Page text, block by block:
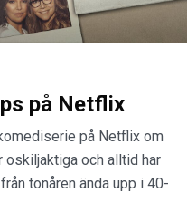
på Netflix
på Netflix om
oskiljaktiga och alltid har
tonåren ända upp i 40-